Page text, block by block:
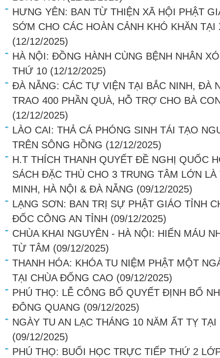
HƯNG YÊN: BAN TỪ THIỆN XÃ HỘI PHẬT
SỚM CHO CÁC HOÀN CẢNH KHÓ KHĂN
(12/12/2025)
HÀ NỘI: ĐỒNG HÀNH CÙNG BỆNH NHÂN
THỨ 10 (12/12/2025)
ĐÀ NẴNG: CÁC TỰ VIỆN TẠI BẮC NINH, ĐÀ
TRAO 400 PHẦN QUÀ, HỖ TRỢ CHO BÀ
(12/12/2025)
LÀO CAI: THẢ CÁ PHÓNG SINH TÁI TẠO
TRÊN SÔNG HỒNG (12/12/2025)
H.T THÍCH THANH QUYẾT ĐỀ NGHỊ QUỐC
SÁCH ĐẶC THÙ CHO 3 TRUNG TÂM LỚN
MINH, HÀ NỘI & ĐÀ NẴNG (09/12/2025)
LẠNG SƠN: BAN TRỊ SỰ PHẬT GIÁO TỈNH
ĐỐC CÔNG AN TỈNH (09/12/2025)
CHÙA KHAI NGUYÊN - HÀ NỘI: HIẾN MÁU
TỪ TÂM (09/12/2025)
THANH HÓA: KHÓA TU NIỆM PHẬT MỘT
TẠI CHÙA ĐỐNG CAO (09/12/2025)
PHÚ THỌ: LỄ CÔNG BỐ QUYẾT ĐỊNH BỔ
ĐÔNG QUANG (09/12/2025)
NGÀY TU AN LẠC THÁNG 10 NĂM ẤT TỴ TẠI
(09/12/2025)
PHÚ THỌ: BUỔI HỌC TRỰC TIẾP THỨ 2